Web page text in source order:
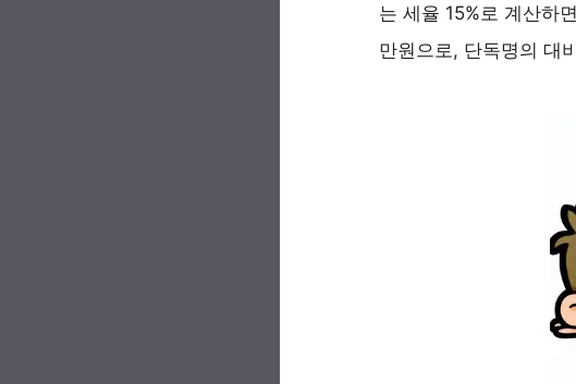
는 세율 15%로 계산하
만원으로, 단독명의 대